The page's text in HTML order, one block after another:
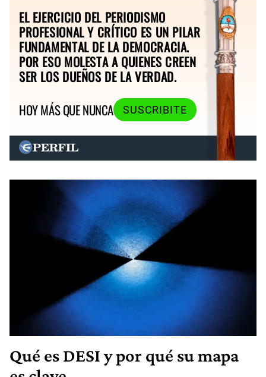
EL EJERCICIO DEL PERIODISMO
PROFESIONAL Y CRÍTICO ES UN PILAR
FUNDAMENTAL DE LA DEMOCRACIA.
POR ESO MOLESTA A QUIENES CREEN
SER LOS DUEÑOS DE LA VERDAD.
HOY MÁS QUE NUNCA
SUSCRIBITE
Qué es DESI y por qué su mapa